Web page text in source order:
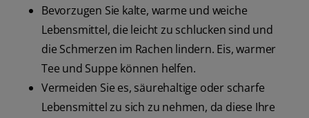
Bevorzugen Sie kalte, warme und weiche
Lebensmittel, die leicht zu schlucken sind und
die Schmerzen im Rachen lindern. Eis, warmer
Tee und Suppe können helfen.
Vermeiden Sie es, säurehaltige oder scharfe
Lebensmittel zu sich zu nehmen, da diese Ihre